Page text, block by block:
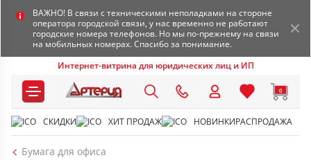
ВАЖНО! В связи с техническими неполадками на стороне
оператора городской связи, у нас временно не работают
городские номера телефонов. Но мы по-прежнему на связи
на мобильных номерах. Спасибо за понимание.
Интернет-витрина для юридических лиц и ИП
0
СКИДКИ ХИТ ПРОДАЖ НОВИНКИРАСПРОДАЖА
Бумага для офиса